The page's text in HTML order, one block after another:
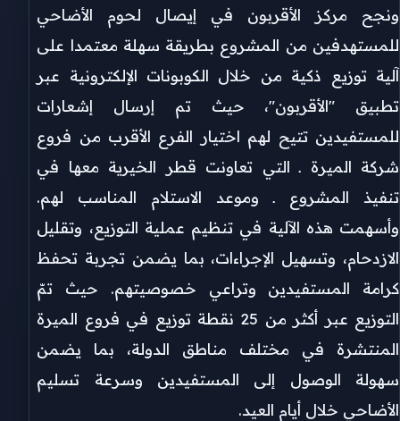
ونجح مركز الأقربون في إيصال لحوم الأضاحي
للمستهدفين من المشروع بطريقة سهلة معتمدا على
آلية توزيع ذكية من خلال الكوبونات الإلكترونية عبر
تطبيق "الأقربون"، حيث تم إرسال إشعارات
للمستفيدين تتيح لهم اختيار الفرع الأقرب من فروع
شركة الميرة ـ التي تعاونت قطر الخيرية معها في
تنفيذ المشروع ـ وموعد الاستلام المناسب لهم.
وأسهمت هذه الآلية في تنظيم عملية التوزيع، وتقليل
الازدحام، وتسهيل الإجراءات، بما يضمن تجربة تحفظ
كرامة المستفيدين وتراعي خصوصيتهم. حيث تمّ
التوزيع عبر أكثر من 25 نقطة توزيع في فروع الميرة
المنتشرة في مختلف مناطق الدولة، بما يضمن
سهولة الوصول إلى المستفيدين وسرعة تسليم
الأضاحي خلال أيام العيد.